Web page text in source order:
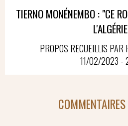
TIERNO MONÉNEMBO : "CE
PROPOS RECUEILLIS PAR
11/02/2023 -